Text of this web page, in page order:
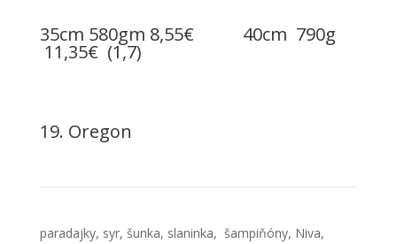
35cm 580gm 8,55€ 40cm 790g
11,35€ (1,7)
19. Oregon
paradajky, syr, šunka, slaninka, šampiňóny, Niva,